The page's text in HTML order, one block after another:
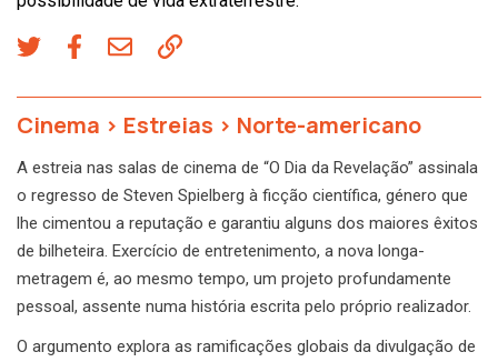
Cinema > Estreias > Norte-americano
A estreia nas salas de cinema de “O Dia da Revelação” assinala
o regresso de Steven Spielberg à ficção científica, género que
lhe cimentou a reputação e garantiu alguns dos maiores êxitos
de bilheteira. Exercício de entretenimento, a nova longa-
metragem é, ao mesmo tempo, um projeto profundamente
pessoal, assente numa história escrita pelo próprio realizador.
O argumento explora as ramificações globais da divulgação de